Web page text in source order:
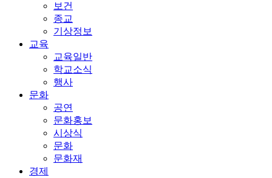
보건
종교
기상정보
교육
교육일반
학교소식
행사
문화
공연
문화홍보
시상식
문화
문화재
경제